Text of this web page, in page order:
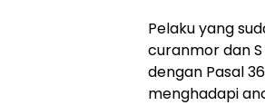
Pelaku yang
curanmor dan
dengan Pasal
menghadapi